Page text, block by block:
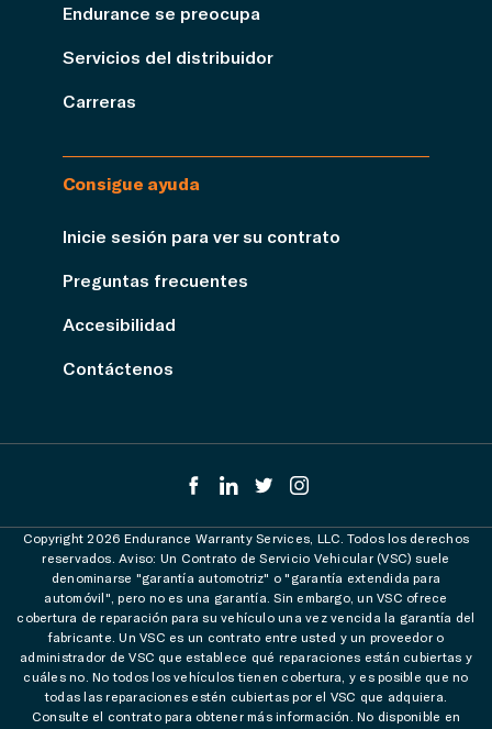
Endurance se preocupa
Servicios del distribuidor
Carreras
Consigue ayuda
Inicie sesión para ver su contrato
Preguntas frecuentes
Accesibilidad
Contáctenos
Copyright 2026 Endurance Warranty Services, LLC. Todos los derechos
reservados. Aviso: Un Contrato de Servicio Vehicular (VSC) suele
denominarse "garantía automotriz" o "garantía extendida para
automóvil", pero no es una garantía. Sin embargo, un VSC ofrece
cobertura de reparación para su vehículo una vez vencida la garantía del
fabricante. Un VSC es un contrato entre usted y un proveedor o
administrador de VSC que establece qué reparaciones están cubiertas y
cuáles no. No todos los vehículos tienen cobertura, y es posible que no
todas las reparaciones estén cubiertas por el VSC que adquiera.
Consulte el contrato para obtener más información. No disponible en